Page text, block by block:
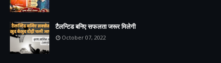
टैलन्टिड बनिए सफलता जरूर मिलेगी
October 07, 2022